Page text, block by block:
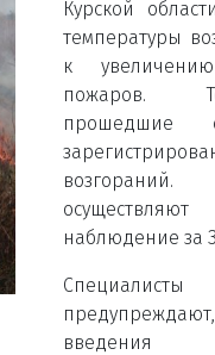
Курской
температуры
к
пожаров.
прошедшие
осуществляют
наблюдение за